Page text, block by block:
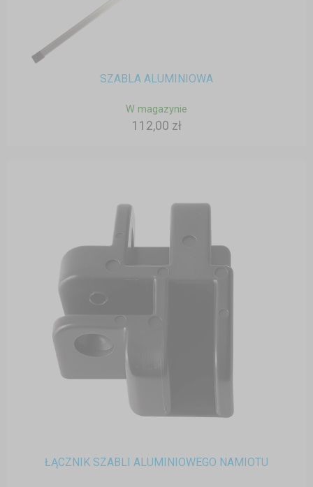
SZABLA ALUMINIOWA
W magazynie
112,00 zł
ŁĄCZNIK SZABLI ALUMINIOWEGO NAMIOTU